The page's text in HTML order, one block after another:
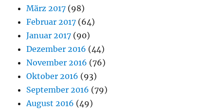
März 2017 (98)
Februar 2017 (64)
Januar 2017 (90)
Dezember 2016 (44)
November 2016 (76)
Oktober 2016 (93)
September 2016 (79)
August 2016 (49)